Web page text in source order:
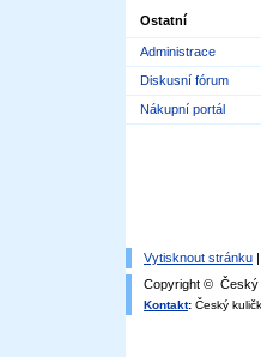
Ostatní
Administrace
Diskusní fórum
Nákupní portál
Vytisknout stránku |
Copyright © Český
Kontakt: Český